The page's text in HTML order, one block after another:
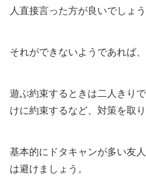
人直接言った方が良いでしょう
それができないようであれば、
遊ぶ約束するときは二人きり
けに約束するなど、対策を取り
基本的にドタキャンが多い友
は避けましょう。